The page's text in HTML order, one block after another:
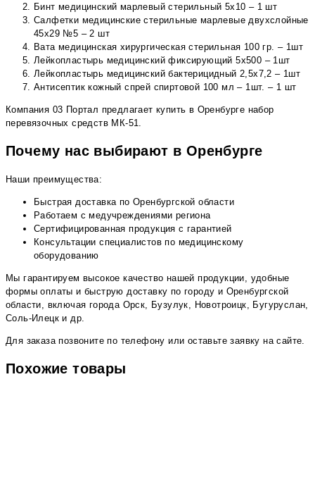
Бинт медицинский марлевый стерильный 5х10 – 1 шт
Салфетки медицинские стерильные марлевые двухслойные
45х29 №5 – 2 шт
Вата медицинская хирургическая стерильная 100 гр. – 1шт
Лейкопластырь медицинский фиксирующий 5х500 – 1шт
Лейкопластырь медицинский бактерицидный 2,5х7,2 – 1шт
Антисептик кожный спрей спиртовой 100 мл – 1шт. – 1 шт
Компания 03 Портал предлагает купить в Оренбурге набор
перевязочных средств МК-51.
Почему нас выбирают в Оренбурге
Наши преимущества:
Быстрая доставка по Оренбургской области
Работаем с медучреждениями региона
Сертифицированная продукция с гарантией
Консультации специалистов по медицинскому
оборудованию
Мы гарантируем высокое качество нашей продукции, удобные
формы оплаты и быструю доставку по городу и Оренбургской
области, включая города Орск, Бузулук, Новотроицк, Бугуруслан,
Соль-Илецк и др.
Для заказа позвоните по телефону или оставьте заявку на сайте.
Похожие товары